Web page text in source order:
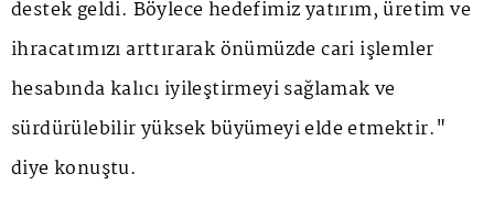
destek geldi. Böylece hedefimiz yatırım, üretim ve
ihracatımızı arttırarak önümüzde cari işlemler
hesabında kalıcı iyileştirmeyi sağlamak ve
sürdürülebilir yüksek büyümeyi elde etmektir."
diye konuştu.